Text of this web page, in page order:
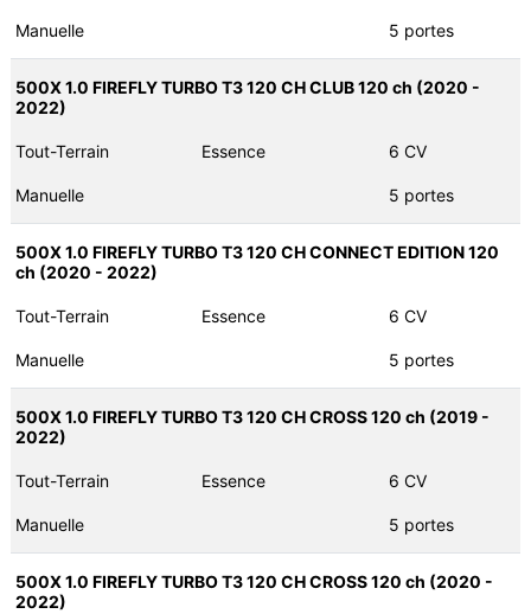
Manuelle 5 portes
500X 1.0 FIREFLY TURBO T3 120 CH CLUB 120 ch (2020 -
2022)
Tout-Terrain Essence 6 CV
Manuelle 5 portes
500X 1.0 FIREFLY TURBO T3 120 CH CONNECT EDITION 120
ch (2020 - 2022)
Tout-Terrain Essence 6 CV
Manuelle 5 portes
500X 1.0 FIREFLY TURBO T3 120 CH CROSS 120 ch (2019 -
2022)
Tout-Terrain Essence 6 CV
Manuelle 5 portes
500X 1.0 FIREFLY TURBO T3 120 CH CROSS 120 ch (2020 -
2022)